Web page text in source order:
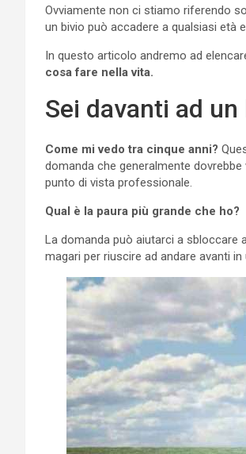
Ovviamente non ci stiamo riferendo
un bivio può accadere a qualsiasi età
In questo articolo andremo ad
cosa fare nella vita.
Sei davanti ad
Come mi vedo tra cinque anni?
domanda che generalmente
punto di vista professionale.
Qual è la paura più grande che ho?
La domanda può aiutarci a sbloccare
magari per riuscire ad andare avanti